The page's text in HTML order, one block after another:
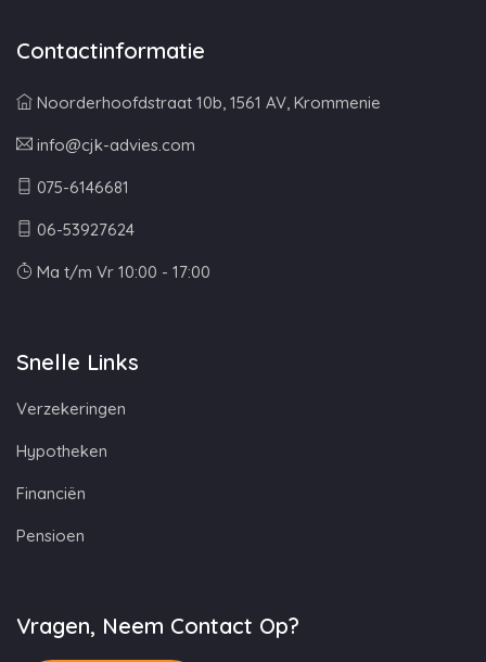
Contactinformatie
Noorderhoofdstraat 10b, 1561 AV, Krommenie
info@cjk-advies.com
075-6146681
06-53927624
Ma t/m Vr 10:00 - 17:00
Snelle Links
Verzekeringen
Hypotheken
Financiën
Pensioen
Vragen, Neem Contact Op?